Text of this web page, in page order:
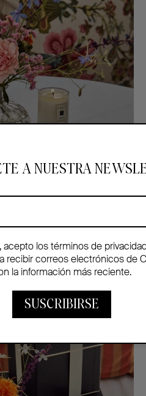
A NUESTRA
acepto los términos de
recibir correos electrónicos de
la información más reciente.
SUSCRIBIRSE